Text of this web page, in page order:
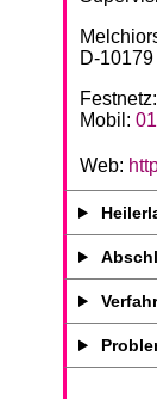
D-
Festnetz:
Mobil:
Web: